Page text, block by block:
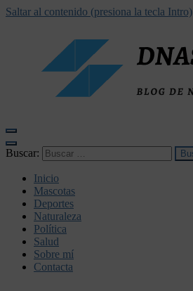
Saltar al contenido (presiona la tecla Intro)
Buscar:
Inicio
Mascotas
Deportes
Naturaleza
Política
Salud
Sobre mí
Contacta